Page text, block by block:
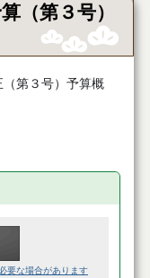
（第３号）
第３号）予算概
要な場合があります